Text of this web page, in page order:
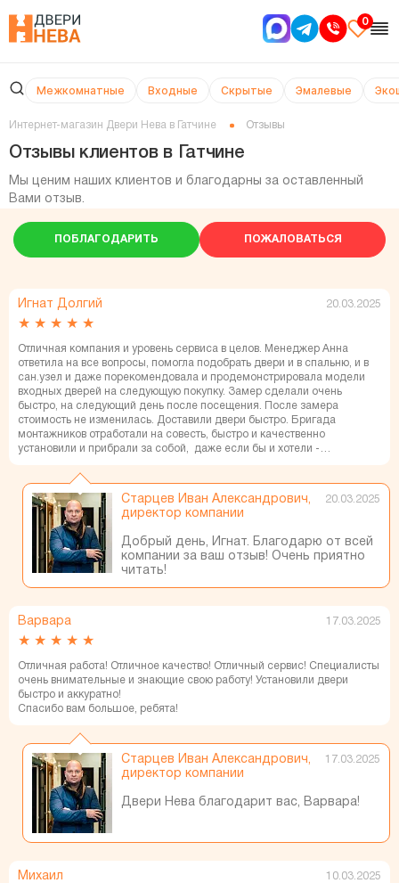
0
Межкомнатные Входные Скрытые Эмалевые
Интернет-магазин Двери Нева в Гатчине Отзывы
Отзывы клиентов в Гатчине
Мы ценим наших клиентов и благодарны за оставленный
Вами отзыв.
ПОБЛАГОДАРИТЬ ПОЖАЛОВАТЬСЯ
Игнат Долгий 20.03.2025
★ ★ ★ ★ ★
Отличная компания и уровень сервиса в целов. Менеджер Анна
ответила на все вопросы, помогла подобрать двери и в спальню, и в
сан.узел и даже порекомендовала и продемонстрировала модели
входных дверей на следующую покупку. Замер сделали очень
быстро, на следующий день после посещения. После замера
стоимость не изменилась. Доставили двери быстро. Бригада
монтажников отработали на совесть, быстро и качественно
установили и прибрали за собой, даже если бы и хотели -
Старцев Иван Александрович,
директор компании
20.03.2025
Добрый день, Игнат. Благодарю от всей
компании за ваш отзыв! Очень приятно
читать!
Варвара 17.03.2025
★ ★ ★ ★ ★
Отличная работа! Отличное качество! Отличный сервис! Специалисты
очень внимательные и знающие свою работу! Установили двери
быстро и аккуратно!
Спасибо вам большое, ребята!
Старцев Иван Александрович,
директор компании
17.03.2025
Двери Нева благодарит вас, Варвара!
Михаил 10.03.2025